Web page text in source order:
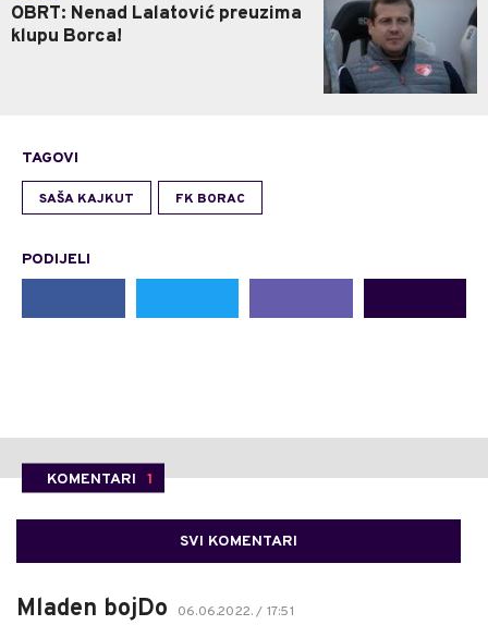
OBRT: Nenad Lalatović preuzima
klupu Borca!
TAGOVI
SAŠA KAJKUT FK BORAC
PODIJELI
KOMENTARI 1
SVI KOMENTARI
Mladen bojDo 06.06.2022. / 17:51